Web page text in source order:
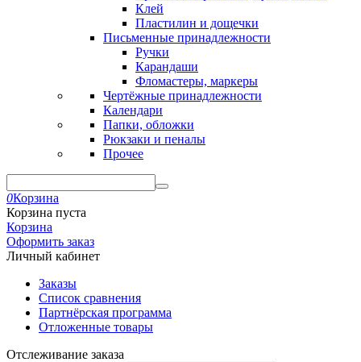
Клей
Пластилин и дощечки
Письменные принадлежности
Ручки
Карандаши
Фломастеры, маркеры
Чертёжные принадлежности
Календари
Папки, обложки
Рюкзаки и пеналы
Прочее
0Корзина
Корзина пуста
Корзина
Оформить заказ
Личный кабинет
Заказы
Список сравнения
Партнёрская программа
Отложенные товары
Отслеживание заказа